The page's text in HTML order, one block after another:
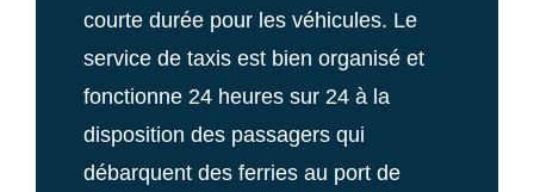
courte durée pour les véhicules. Le
service de taxisest bien organisé et
fonctionne 24 heures sur 24 à la
disposition des passagers qui
débarquent des ferries au port de